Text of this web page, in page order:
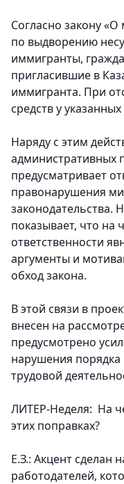
Согласно закону
по выдворению
иммигранты,
пригласившие в
иммигранта. При
средств у
Наряду с этим
административных
предусматривает
правонарушения
законодательства.
показывает, что на
ответственности
аргументы и
обход закона.
В этой связи в
внесен на
предусмотрено
нарушения
трудовой
ЛИТЕР-Неделя: На
этих поправках?
Е.З.: Акцент сделан
работодателей,